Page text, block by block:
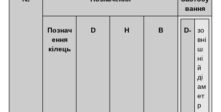
вання
Познач
ення
кілець
D H B D-
зо
вні
ш
ні
й
ді
ам
ет
р